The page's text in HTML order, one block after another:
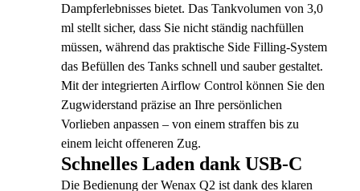
Dampferlebnisses bietet. Das Tankvolumen von 3,0
ml stellt sicher, dass Sie nicht ständig nachfüllen
müssen, während das praktische Side Filling-System
das Befüllen des Tanks schnell und sauber gestaltet.
Mit der integrierten Airflow Control können Sie den
Zugwiderstand präzise an Ihre persönlichen
Vorlieben anpassen – von einem straffen bis zu
einem leicht offeneren Zug.
Schnelles Laden dank USB-C
Die Bedienung der Wenax Q2 ist dank des klaren